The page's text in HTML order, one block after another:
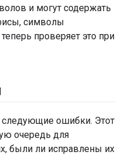
и могут содержать
символы
проверяет это при
ошибки. Этот
очередь для
были ли исправлены их